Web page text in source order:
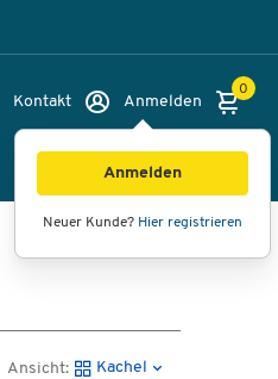
Kontakt Anmelden
Anmelden
Neuer Kunde? Hier registrieren
0
Ansicht: Kachel